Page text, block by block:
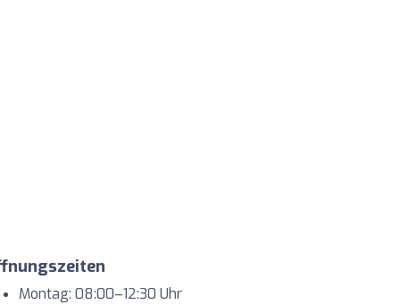
Montag: 08:00–12:30 Uhr